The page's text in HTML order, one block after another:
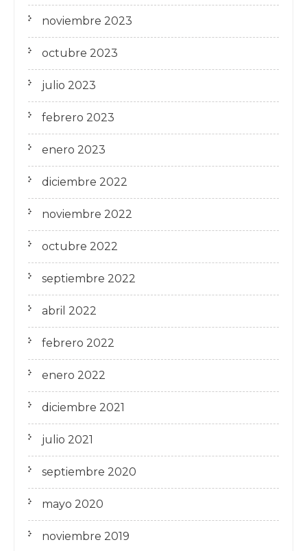
noviembre 2023
octubre 2023
julio 2023
febrero 2023
enero 2023
diciembre 2022
noviembre 2022
octubre 2022
septiembre 2022
abril 2022
febrero 2022
enero 2022
diciembre 2021
julio 2021
septiembre 2020
mayo 2020
noviembre 2019